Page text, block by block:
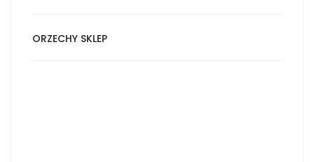
ORZECHY SKLEP